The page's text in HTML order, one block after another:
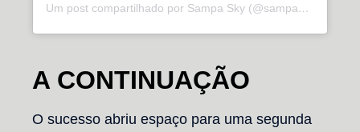
Um post compartilhado por Sampa Sky (@sampasky)
A CONTINUAÇÃO
O sucesso abriu espaço para uma segunda